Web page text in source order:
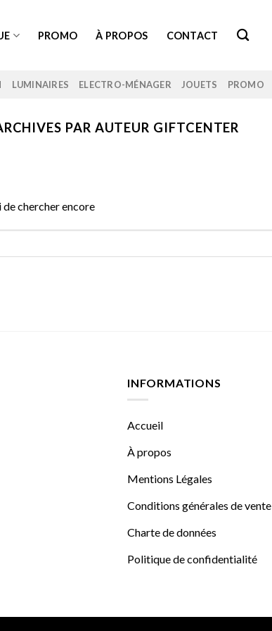
PROMO À PROPOS CONTACT
LUMINAIRES ELECTRO-MÉNAGER JOUETS PROMO
PAR AUTEUR GIFTCENTER
de chercher encore
INFORMATIONS
Accueil
À propos
Mentions Légales
Conditions générales de vente
Charte de données
Politique de confidentialité